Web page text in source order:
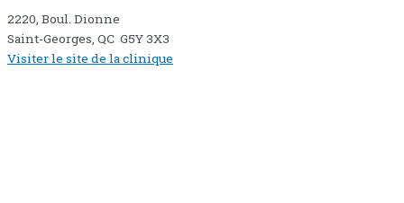
2220, Boul. Dionne
Saint-Georges, QC G5Y 3X3
Visiter le site de la clinique